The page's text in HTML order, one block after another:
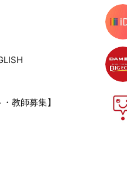
教師募集】